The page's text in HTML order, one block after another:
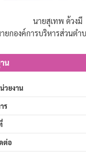
นายสุเทพ ด้วงมี
ยกองค์การบริหารส่วนตำ
น
วยงาน
ร
ต่อ